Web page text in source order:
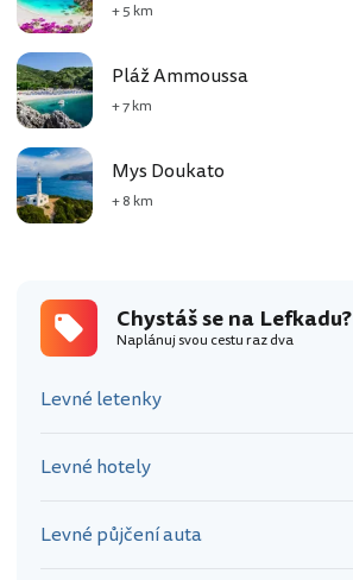
+ 5 km
Pláž Ammoussa
+ 7 km
Mys Doukato
+ 8 km
Chystáš se na Lefkadu?
Naplánuj svou cestu raz dva
Levné letenky
Levné hotely
Levné půjčení auta